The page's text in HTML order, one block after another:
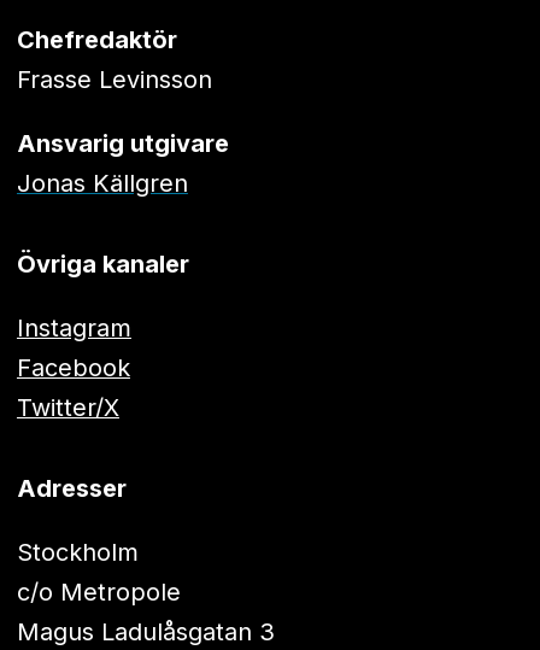
Chefredaktör
Frasse Levinsson
Ansvarig utgivare
Jonas Källgren
Övriga kanaler
Instagram
Facebook
Twitter/X
Adresser
Stockholm
c/o Metropole
Magus Ladulåsgatan 3